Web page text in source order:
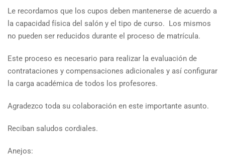
Le recordamos que los cupos deben mantenerse de acuerdo a
la capacidad física del salón y el tipo de curso. Los mismos
no pueden ser reducidos durante el proceso de matrícula.
Este proceso es necesario para realizar la evaluación de
contrataciones y compensaciones adicionales y así configurar
la carga académica de todos los profesores.
Agradezco toda su colaboración en este importante asunto.
Reciban saludos cordiales.
Anejos: